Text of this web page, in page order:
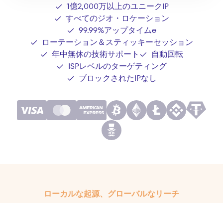
1億2,000万以上のユニークIP
すべてのジオ・ロケーション
99.99%アップタイムe
ローテーション＆スティッキーセッション
年中無休の技術サポート
自動回転
ISPレベルのターゲティング
ブロックされたIPなし
ローカルな起源、グローバルなリーチ